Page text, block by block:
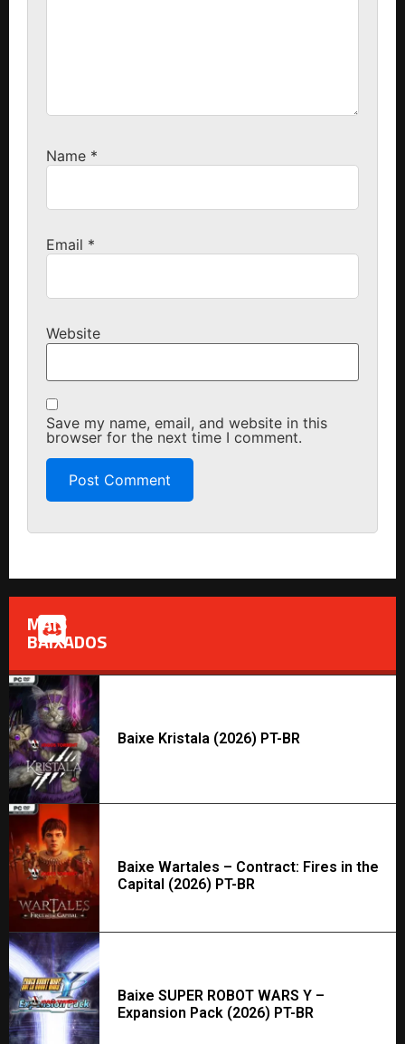
Name *
Email *
Website
Save my name, email, and website in this
browser for the next time I comment.
MAIS
BAIXADOS
Baixe Kristala (2026) PT-BR
Baixe Wartales – Contract: Fires in the
Capital (2026) PT-BR
Baixe SUPER ROBOT WARS Y –
Expansion Pack (2026) PT-BR